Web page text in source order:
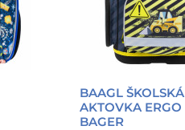
BAAGL ŠKOLSKÁ
AKTOVKA ERGO
BAGER